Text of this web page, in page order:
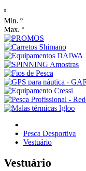
º
Min. º
Max. º
Pesca Desportiva
Vestuário
Vestuário